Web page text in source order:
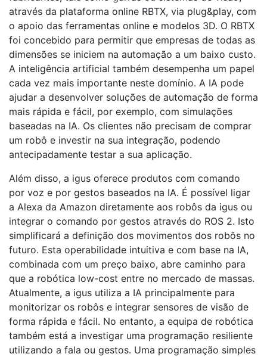
através da plataforma online RBTX, via plug&play, com
o apoio das ferramentas online e modelos 3D. O RBTX
foi concebido para permitir que empresas de todas as
dimensões se iniciem na automação a um baixo custo.
A inteligência artificial também desempenha um papel
cada vez mais importante neste domínio. A IA pode
ajudar a desenvolver soluções de automação de forma
mais rápida e fácil, por exemplo, com simulações
baseadas na IA. Os clientes não precisam de comprar
um robô e investir na sua integração, podendo
antecipadamente testar a sua aplicação.
Além disso, a igus oferece produtos com comando
por voz e por gestos baseados na IA. É possível ligar
a Alexa da Amazon diretamente aos robôs da igus ou
integrar o comando por gestos através do ROS 2. Isto
simplificará a definição dos movimentos dos robôs no
futuro. Esta operabilidade intuitiva e com base na IA,
combinada com um preço baixo, abre caminho para
que a robótica low-cost entre no mercado de massas.
Atualmente, a igus utiliza a IA principalmente para
monitorizar os robôs e integrar sensores de visão de
forma rápida e fácil. No entanto, a equipa de robótica
também está a investigar uma programação resiliente
utilizando a fala ou gestos. Uma programação simples